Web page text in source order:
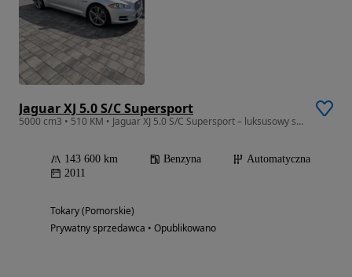
Jaguar XJ 5.0 S/C Supersport
5000 cm3 • 510 KM • Jaguar XJ 5.0 S/C Supersport – luksusowy sedan z 2011 roku
143 600 km Benzyna
Automatyczna
2011
Tokary (Pomorskie)
Prywatny sprzedawca • Opublikowano